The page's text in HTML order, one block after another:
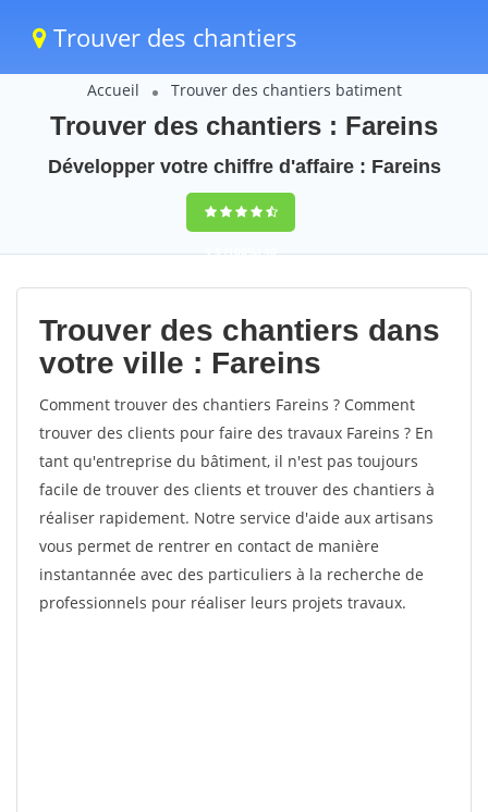
Trouver des chantiers
Accueil Trouver des chantiers batiment
Trouver des chantiers : Fareins
Développer votre chiffre d'affaire : Fareins
9,5(100%)40
votes
Trouver des chantiers dans
votre ville : Fareins
Comment trouver des chantiers Fareins ? Comment
trouver des clients pour faire des travaux Fareins ? En
tant qu'entreprise du bâtiment, il n'est pas toujours
facile de trouver des clients et trouver des chantiers à
réaliser rapidement. Notre service d'aide aux artisans
vous permet de rentrer en contact de manière
instantannée avec des particuliers à la recherche de
professionnels pour réaliser leurs projets travaux.